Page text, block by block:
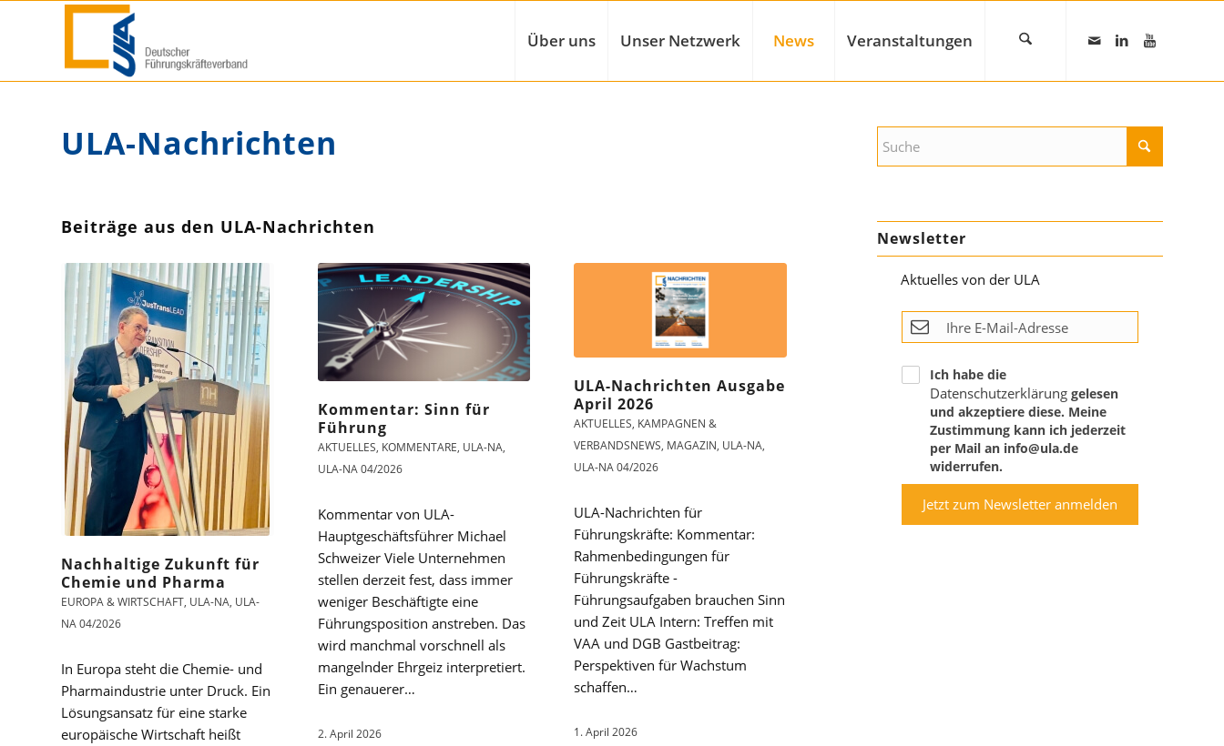
Über uns Unser Netzwerk News Veranstaltungen
ULA-Nachrichten
Beiträge aus den ULA-Nachrichten
Nachhaltige Zukunft für
Chemie und Pharma
EUROPA & WIRTSCHAFT, ULA-NA, ULA-
NA 04/2026
In Europa steht die Chemie- und
Pharmaindustrie unter Druck. Ein
Lösungsansatz für eine starke
europäische Wirtschaft heißt
Kommentar: Sinn für
Führung
AKTUELLES, KOMMENTARE, ULA-NA,
ULA-NA 04/2026
Kommentar von ULA-
Hauptgeschäftsführer Michael
Schweizer Viele Unternehmen
stellen derzeit fest, dass immer
weniger Beschäftigte eine
Führungsposition anstreben. Das
wird manchmal vorschnell als
mangelnder Ehrgeiz interpretiert.
Ein genauerer…
2. April 2026
ULA-Nachrichten Ausgabe
April 2026
AKTUELLES, KAMPAGNEN &
VERBANDSNEWS, MAGAZIN, ULA-NA,
ULA-NA 04/2026
ULA-Nachrichten für
Führungskräfte: Kommentar:
Rahmenbedingungen für
Führungskräfte -
Führungsaufgaben brauchen Sinn
und Zeit ULA Intern: Treffen mit
VAA und DGB Gastbeitrag:
Perspektiven für Wachstum
schaffen…
1. April 2026
Newsletter
Jetzt zum Newsletter anmelden
Aktuelles von der ULA
Ich habe die
Datenschutzerklärunggelesen
und akzeptiere diese. Meine
Zustimmung kann ich jederzeit
per Mail an info@ula.de
widerrufen.